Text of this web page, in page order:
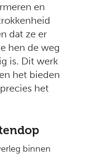
en
dat ze er
hen de weg
is. Dit werk
het bieden
het
binnen